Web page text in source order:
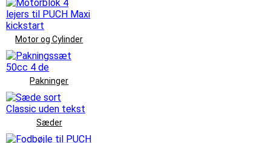
Motor og Cylinder
Pakninger
Sæder